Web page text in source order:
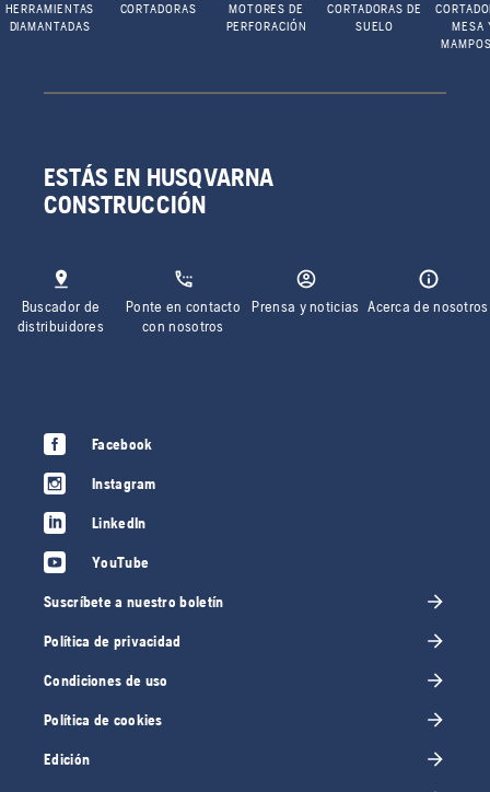
HERRAMIENTAS
DIAMANTADAS
CORTADORAS
MOTORES DE
PERFORACIÓN
CORTADORAS DE
SUELO
MESA
ESTÁS EN HUSQVARNA
CONSTRUCCIÓN
Buscador de
distribuidores
Ponte en contacto
con nosotros
Prensa y noticias Acerca de nosotros
Facebook
Instagram
LinkedIn
YouTube
Suscríbete a nuestro boletín
Política de privacidad
Condiciones de uso
Política de cookies
Edición